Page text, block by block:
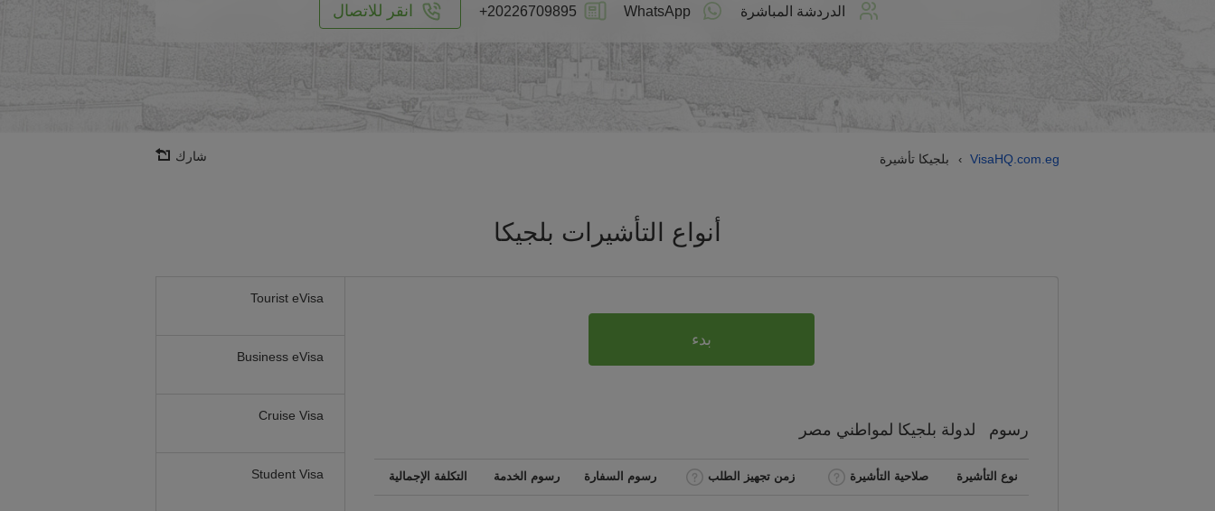
الدردشة المباشرة WhatsApp
+20226709895 انقر للاتصال
VisaHQ.com.eg
› بلجيكا تأشيرة شارك
أنواع التأشيرات بلجيكا
Tourist eVisa
Business eVisa
Cruise Visa
Student Visa
بدء
رسوم لدولة بلجيكا لمواطني مصر
نوع التأشيرة صلاحية التأشيرة زمن تجهيز الطلب رسوم السفارة رسوم الخدمة التكلفة الإجمالية